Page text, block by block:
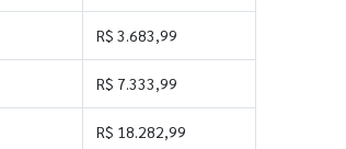
R$ 3.683,99
R$ 7.333,99
R$ 18.282,99